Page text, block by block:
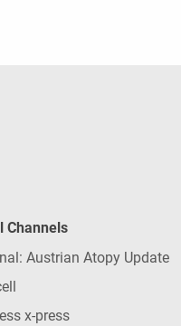
Channels
Austrian Atopy Update
x-press